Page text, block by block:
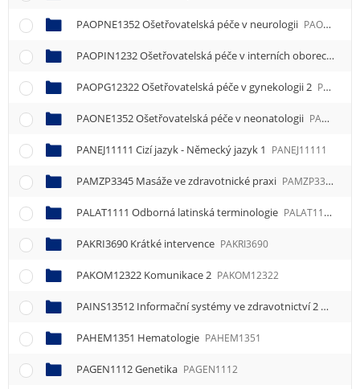
PAOPNE1352 Ošetřovatelská péče v neurologii PAOPNE1352
PAOPIN1232 Ošetřovatelská péče v interních oborech
PAOPG12322 Ošetřovatelská péče v gynekologii 2 PAOPG12322
PAONE1352 Ošetřovatelská péče v neonatologii PAONE1352
PANEJ11111 Cizí jazyk - Německý jazyk 1 PANEJ11111
PAMZP3345 Masáže ve zdravotnické praxi PAMZP3345
PALAT1111 Odborná latinská terminologie PALAT1111
PAKRI3690 Krátké intervence PAKRI3690
PAKOM12322 Komunikace 2 PAKOM12322
PAINS13512 Informační systémy ve zdravotnictví 2
PAHEM1351 Hematologie PAHEM1351
PAGEN1112 Genetika PAGEN1112